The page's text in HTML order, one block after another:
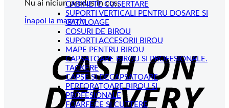
Nu ai niciun produs în coș.
Înapoi la magazin
CABINETE CU SERTARE
SUPORTI VERTICALI PENTRU DOSARE SI
CATALOAGE
COSURI DE BIROU
SUPORTI ACCESORII BIROU
MAPE PENTRU BIROU
CAPSATOARE BIROU SI PROFESIONALE.
TACKERE
CAPSE SI DECAPSATOARE
PERFORATOARE BIROU SI
PROFESIONALE
FOARFECE SI CUTTERE